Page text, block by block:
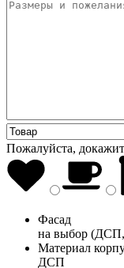
Пожалуйста,
Фасад
на выбор
Материал
ДСП